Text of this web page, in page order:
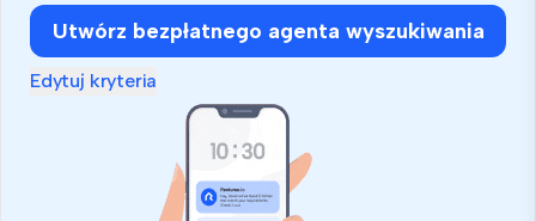
Utwórz bezpłatnego agenta wyszukiwania
Edytuj kryteria